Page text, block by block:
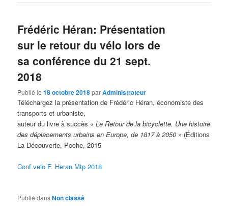
Frédéric Héran: Présentation
sur le retour du vélo lors de
sa conférence du 21 sept.
2018
Publié le18 octobre 2018parAdministrateur
Téléchargez la présentation de Frédéric Héran, économiste des
transports et urbaniste,
auteur du livre à succès « Le Retour de la bicyclette. Une histoire
des déplacements urbains en Europe, de 1817 à 2050 » (Éditions
La Découverte, Poche, 2015
Conf velo F. Heran Mtp 2018
Publié dansNon classé